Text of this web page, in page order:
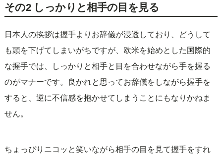
その2 しっかりと相手の目を見る
日本人の挨拶は握手よりお辞儀が浸透しており、どうして
も頭を下げてしまいがちですが、欧米を始めとした国際的
な握手では、しっかりと相手と目を合わせながら手を握る
のがマナーです。良かれと思ってお辞儀をしながら握手を
すると、逆に不信感を抱かせてしまうことにもなりかねま
せん。
ちょっぴりニコッと笑いながら相手の目を見て握手をすれ